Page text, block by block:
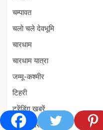
चम्पावत
चलो चले देवभूमि
चारधाम
चारधाम यात्रा
जम्मू-कश्मीर
टिहरी
ट्रेंडिंग खबरें
ताज़ा ख़बर